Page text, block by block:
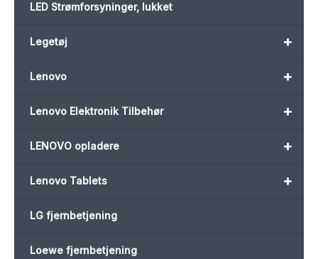
LED Strømforsyninger, lukket
+
Legetøj
+
Lenovo
+
Lenovo Elektronik Tilbehør
+
LENOVO opladere
+
Lenovo Tablets
LG fjernbetjening
Loewe fjernbetjening